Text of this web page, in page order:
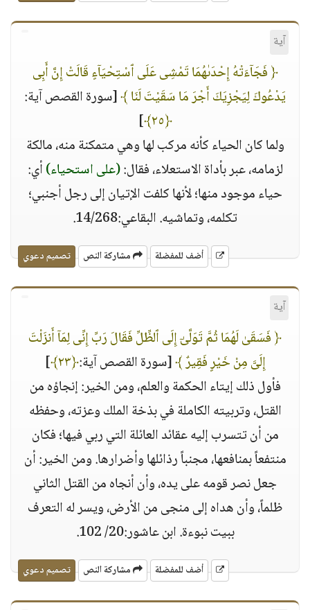
آية
﴿ فَجَآءَتْهُ إِحْدَىٰهُمَا تَمْشِى عَلَى ٱسْتِحْيَآءٍ قَالَتْ إِنَّ أَبِى
يَدْعُوكَ لِيَجْزِيَكَ أَجْرَ مَا سَقَيْتَ لَنَا ﴾[سورة القصص آية:
﴿٢٥﴾
]
ولما كان الحياء كأنه مركب لها وهي متمكنة منه، مالكة
لزمامه، عبر بأداة الاستعلاء، فقال:(على استحياء)أي:
حياء موجود منها؛ لأنها كلفت الإتيان إلى رجل أجنبي؛
تكلمه، وتماشيه. البقاعي:14/268.
أضف للمفضلة مشاركة النص تصميم دعوي
آية
﴿ فَسَقَىٰ لَهُمَا ثُمَّ تَوَلَّىٰٓ إِلَى ٱلظِّلِّ فَقَالَ رَبِّ إِنِّى لِمَآ أَنزَلْتَ
إِلَىَّ مِنْ خَيْرٍ فَقِيرٌ ﴾[سورة القصص آية:﴿٢٣﴾
]
فأول ذلك إيتاء الحكمة والعلم، ومن الخير: إنجاؤه من
القتل، وتربيته الكاملة في بذخة الملك وعزته، وحفظه
من أن تتسرب إليه عقائد العائلة التي ربي فيها؛ فكان
منتفعاً بمنافعها، مجنباً رذائلها وأضرارها. ومن الخير: أن
جعل نصر قومه على يده، وأن أنجاه من القتل الثاني
ظلماً، وأن هداه إلى منجى من الأرض، ويسر له التعرف
ببيت نبوءة. ابن عاشور:20/ 102.
أضف للمفضلة مشاركة النص تصميم دعوي